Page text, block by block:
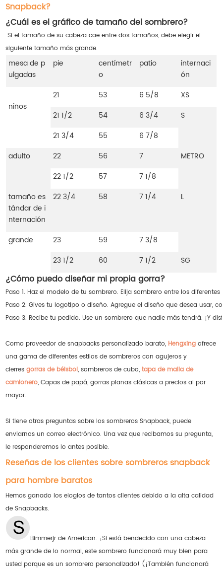
Snapback?
¿Cuál es el gráfico de tamaño del sombrero?
Si el tamaño de su cabeza cae entre dos tamaños, debe elegir el
siguiente tamaño más grande.
mesa de p
ulgadas
pie
centímetr
o
patio
internaci
ón
niños
21 53 6 5/8
XS
21 1/2
54 6 3/4
S
21 3/4
55
6 7/8
adulto
22 56 7
METRO
22 1/2
57
7 1/8
tamaño es
tándar de i
nternación
22 3/4 58 7 1/4 L
grande 23 59
7 3/8
23 1/2
60 7 1/2 SG
¿Cómo puedo diseñar mi propia gorra?
Paso 1. Haz el modelo de tu sombrero. Elija sombrero entre los
Paso 2. Gives tu logotipo o diseño. Agregue el diseño que desea usar,
Paso 3. Recibe tu pedido. Use un sombrero que nadie más tendrá. ¡Y
Como proveedor de snapbacks personalizado barato, Hengxing ofrece
una gama de diferentes estilos de sombreros con agujeros y
cierresgorras de béisbol, sombreros de cubo,tapa de malla de
camionero, Capas de papá, gorras planas clásicas a precios al por
mayor.
Si tiene otras preguntas sobre los sombreros Snapback, puede
enviarnos un correo electrónico. Una vez que recibamos su pregunta,
le responderemos lo antes posible.
Reseñas de los clientes sobre sombreros snapback
para hombre baratos
Hemos ganado los elogios de tantos clientes debido a la alta calidad
de Snapbacks.
Bimmerjr de American: ¡Si está bendecido con una cabeza
más grande de lo normal, este sombrero funcionará muy bien para
usted porque es un sombrero personalizado! (¡También funcionará